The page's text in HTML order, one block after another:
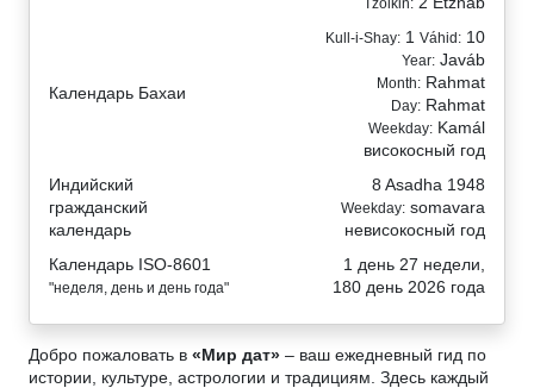
Календарь Бахаи
Kull-i-Shay: 1 Váhid: 10
Year: Javáb
Month: Rahmat
Day: Rahmat
Weekday: Kamál
високосный год
Индийский
гражданский
календарь
8 Asadha 1948
Weekday: somavara
невисокосный год
Календарь ISO-8601
"неделя, день и день года"
1 день 27 недели,
180 день 2026 года
Добро пожаловать в «Мир дат» – ваш ежедневный гид по
истории, культуре, астрологии и традициям. Здесь каждый